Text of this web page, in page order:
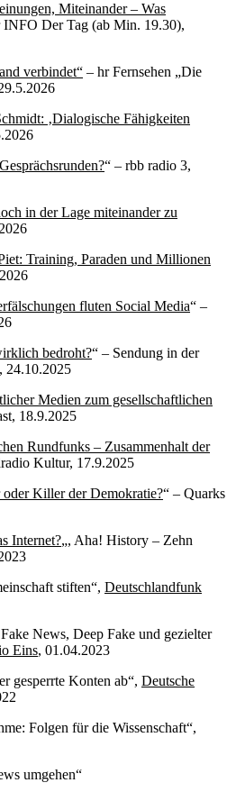
Miteinander – Was
INFO Der Tag (ab Min. 19.30),
verbindet“ – hr Fernsehen „Die
‚Dialogische Fähigkeiten
“ – rbb radio 3,
in der Lage miteinander zu
Training, Paraden und Millionen
fluten Social Media“ –
bedroht?“ – Sendung in der
24.10.2025
Medien zum gesellschaftlichen
18.9.2025
Rundfunks – Zusammenhalt der
Kultur, 17.9.2025
Killer der Demokratie?“ – Quarks
Internet?„, Aha! History – Zehn
stiften“, Deutschlandfunk
News, Deep Fake und gezielter
Eins, 01.04.2023
gesperrte Konten ab“, Deutsche
Folgen für die Wissenschaft“,
umgehen“